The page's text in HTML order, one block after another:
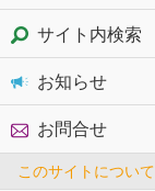
サイト内検索
お知らせ
お問合せ
このサイトについて